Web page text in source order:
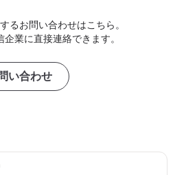
るお問い合わせはこちら。
業に直接連絡できます。
い合わせ